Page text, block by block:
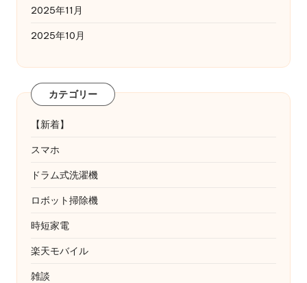
2025年11月
2025年10月
カテゴリー
【新着】
スマホ
ドラム式洗濯機
ロボット掃除機
時短家電
楽天モバイル
雑談